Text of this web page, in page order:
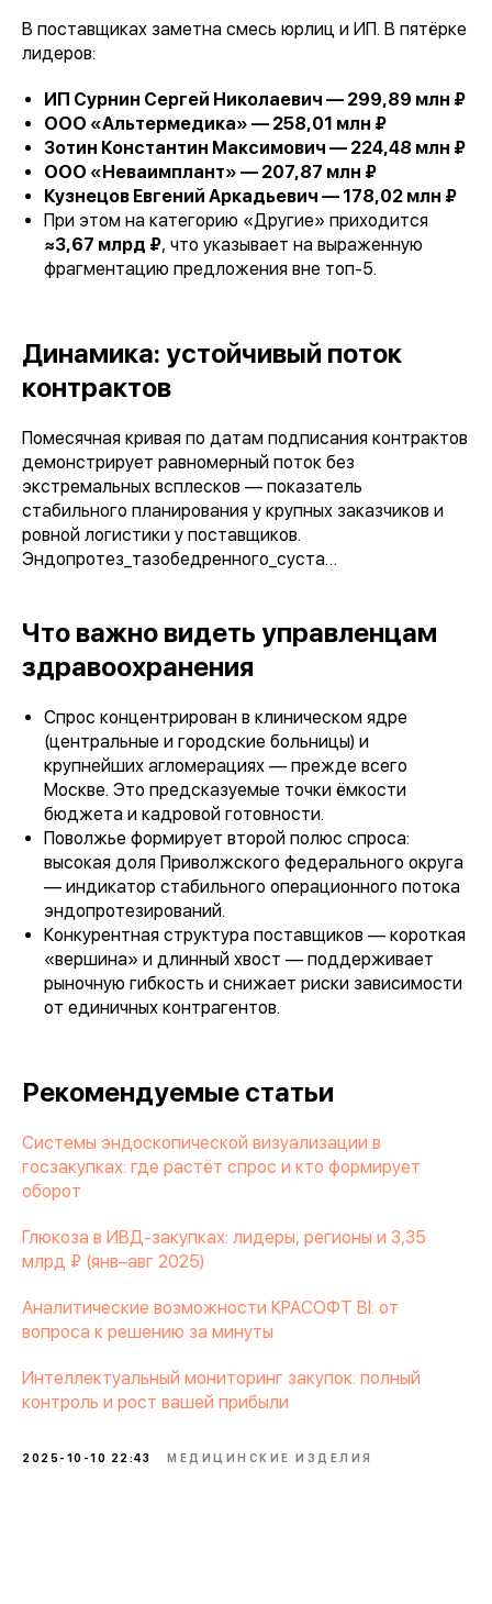
В поставщиках заметна смесь юрлиц и ИП. В пятёрке
лидеров:
ИП Сурнин Сергей Николаевич — 299,89 млн ₽
ООО «Альтермедика» — 258,01 млн ₽
Зотин Константин Максимович — 224,48 млн ₽
ООО «Неваимплант» — 207,87 млн ₽
Кузнецов Евгений Аркадьевич — 178,02 млн ₽
При этом на категорию «Другие» приходится
≈3,67 млрд ₽, что указывает на выраженную
фрагментацию предложения вне топ-5.
Динамика: устойчивый поток
контрактов
Помесячная кривая по датам подписания контрактов
демонстрирует равномерный поток без
экстремальных всплесков — показатель
стабильного планирования у крупных заказчиков и
ровной логистики у поставщиков.
Эндопротез_тазобедренного_суста…
Что важно видеть управленцам
здравоохранения
Спрос концентрирован в клиническом ядре
(центральные и городские больницы) и
крупнейших агломерациях — прежде всего
Москве. Это предсказуемые точки ёмкости
бюджета и кадровой готовности.
Поволжье формирует второй полюс спроса:
высокая доля Приволжского федерального округа
— индикатор стабильного операционного потока
эндопротезирований.
Конкурентная структура поставщиков — короткая
«вершина» и длинный хвост — поддерживает
рыночную гибкость и снижает риски зависимости
от единичных контрагентов.
Рекомендуемые статьи
Системы эндоскопической визуализации в
госзакупках: где растёт спрос и кто формирует
оборот
Глюкоза в ИВД-закупках: лидеры, регионы и 3,35
млрд ₽ (янв–авг 2025)
Аналитические возможности КРАСОФТ BI: от
вопроса к решению за минуты
Интеллектуальный мониторинг закупок: полный
контроль и рост вашей прибыли
2025-10-10 22:43 МЕДИЦИНСКИЕ ИЗДЕЛИЯ